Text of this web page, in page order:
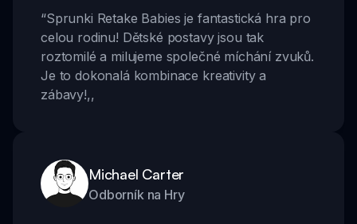
“Sprunki Retake Babies je fantastická hra pro
celou rodinu! Dětské postavy jsou tak
roztomilé a milujeme společné míchání zvuků.
Je to dokonalá kombinace kreativity a
zábavy!,,
Michael Carter
Odborník na Hry